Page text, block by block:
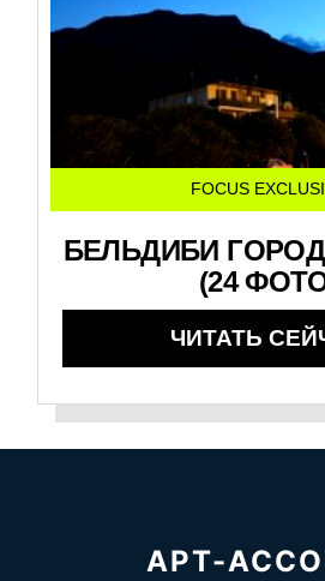
FOCUS
БЕЛЬДИБИ
(24
ЧИТАТЬ
АРТ-